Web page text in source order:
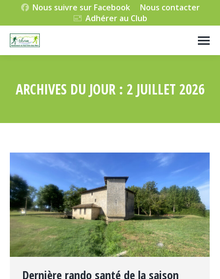
Nous suivre sur Facebook
Nous contacter
Adhérer au Club
ARCHIVES DU JOUR : 2 JUILLET 2026
Dernière rando santé de la saison